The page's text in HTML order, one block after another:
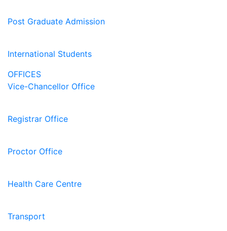
Post Graduate Admission
International Students
OFFICES
Vice-Chancellor Office
Registrar Office
Proctor Office
Health Care Centre
Transport